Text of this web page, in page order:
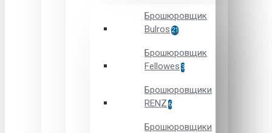
Брошюровщик
Bulros 21
Брошюровщик
Fellowes 3
Брошюровщики
RENZ 6
Брошюровщики